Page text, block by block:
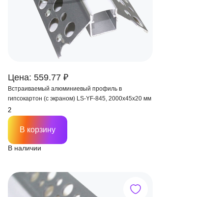
Цена: 559.77 ₽
Встраиваемый алюминиевый профиль в
гипсокартон (с экраном) LS-YF-845, 2000х45х20 мм
В наличии
В корзину